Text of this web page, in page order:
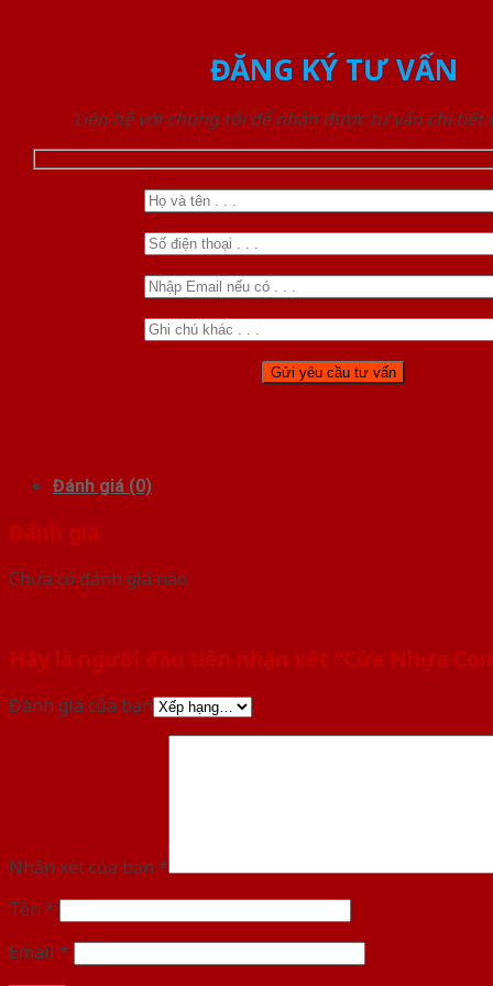
ĐĂNG KÝ TƯ VẤN
Liên hệ với chúng tôi để nhận được tư vấn chi tiết
Đánh giá (0)
Đánh giá
Chưa có đánh giá nào.
Hãy là người đầu tiên nhận xét “Cửa Nhựa
Đánh giá của bạn
Nhận xét của bạn *
Tên *
Email *